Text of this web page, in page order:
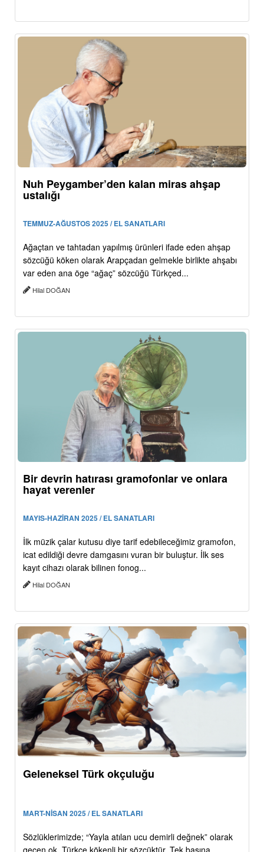
Nuh Peygamber’den kalan miras ahşap
ustalığı
TEMMUZ-AĞUSTOS 2025 / EL SANATLARI
Ağaçtan ve tahtadan yapılmış ürünleri ifade eden ahşap
sözcüğü köken olarak Arapçadan gelmekle birlikte ahşabı
var eden ana öge “ağaç” sözcüğü Türkçed...
Hilal DOĞAN
Bir devrin hatırası gramofonlar ve onlara
hayat verenler
MAYIS-HAZİRAN 2025 / EL SANATLARI
İlk müzik çalar kutusu diye tarif edebileceğimiz gramofon,
icat edildiği devre damgasını vuran bir buluştur. İlk ses
kayıt cihazı olarak bilinen fonog...
Hilal DOĞAN
Geleneksel Türk okçuluğu
MART-NİSAN 2025 / EL SANATLARI
Sözlüklerimizde; “Yayla atılan ucu demirli değnek” olarak
geçen ok, Türkçe kökenli bir sözcüktür. Tek başına